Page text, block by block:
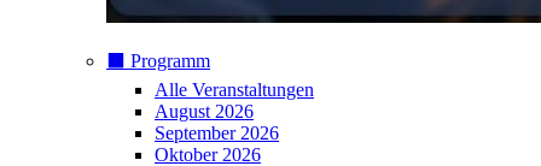
⬛️ Programm
Alle Veranstaltungen
August 2026
September 2026
Oktober 2026